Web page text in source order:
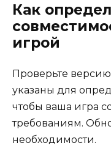
Как
игрой
Проверьте
указаны для
чтобы ваша игра
требованиям.
необходимости.